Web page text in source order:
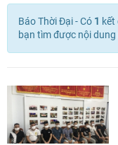
Báo Thời Đại - Có 1 kết
bạn tìm được nội